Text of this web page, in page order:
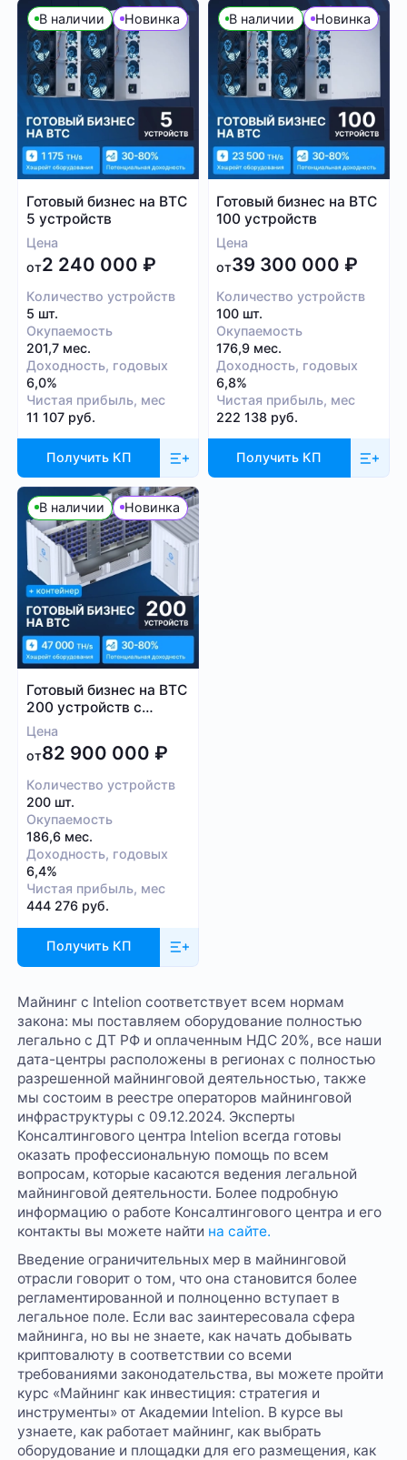
В наличии Новинка
Готовый бизнес на BTC
5 устройств
Цена
от2 240 000 ₽
Количество устройств
5 шт.
Окупаемость
201,7 мес.
Доходность, годовых
6,0%
Чистая прибыль, мес
11 107 руб.
Получить КП
В наличии Новинка
Готовый бизнес на BTC
100 устройств
Цена
от39 300 000₽
Количество устройств
100 шт.
Окупаемость
176,9 мес.
Доходность, годовых
6,8%
Чистая прибыль, мес
222 138 руб.
Получить КП
В наличии Новинка
Готовый бизнес на BTC
200 устройств с
контейнером
Цена
от82 900 000 ₽
Количество устройств
200 шт.
Окупаемость
186,6 мес.
Доходность, годовых
6,4%
Чистая прибыль, мес
444 276 руб.
Получить КП
Майнинг с Intelion соответствует всем нормам
закона: мы поставляем оборудование полностью
легально с ДТ РФ и оплаченным НДС 20%, все наши
дата-центры расположены в регионах с полностью
разрешенной майнинговой деятельностью, также
мы состоим в реестре операторов майнинговой
инфраструктуры с 09.12.2024. Эксперты
Консалтингового центра Intelion всегда готовы
оказать профессиональную помощь по всем
вопросам, которые касаются ведения легальной
майнинговой деятельности. Более подробную
информацию о работе Консалтингового центра и его
контакты вы можете найти на сайте.
Введение ограничительных мер в майнинговой
отрасли говорит о том, что она становится более
регламентированной и полноценно вступает в
легальное поле. Если вас заинтересовала сфера
майнинга, но вы не знаете, как начать добывать
криптовалюту в соответствии со всеми
требованиями законодательства, вы можете пройти
курс «Майнинг как инвестиция: стратегия и
инструменты» от Академии Intelion. В курсе вы
узнаете, как работает майнинг, как выбрать
оборудование и площадки для его размещения, как